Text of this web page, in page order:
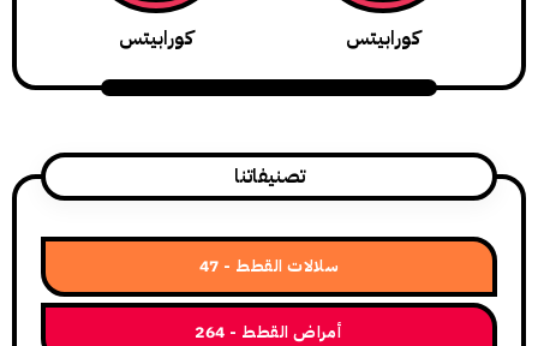
كورابيتس كورابيتس
تصنيفاتنا
سلالات القطط 47
أمراض القطط 264